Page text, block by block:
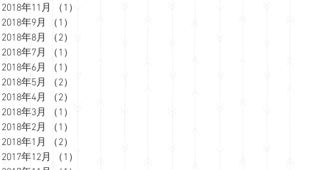
2018年11月
（1）
2018年9月
（1）
2018年8月
（2）
2018年7月
（1）
2018年6月
（1）
2018年5月
（2）
2018年4月
（2）
2018年3月
（1）
2018年2月
（1）
2018年1月
（2）
2017年12月
（1）